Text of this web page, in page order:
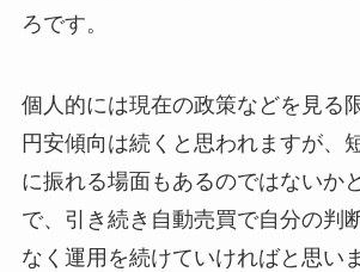
ろです。
個人的には現在の政策などを見る
円安傾向は続くと思われますが、
に振れる場面もあるのではないか
で、引き続き自動売買で自分の判
なく運用を続けていければと思い